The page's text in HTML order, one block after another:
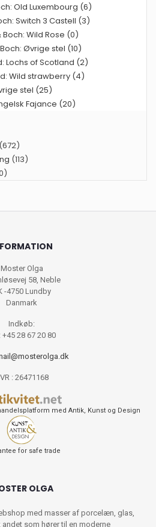
Old Luxembourg (6)
Switch 3 Castell (3)
Boch: Wild Rose (0)
Øvrige stel (10)
Lochs of Scotland (2)
Wild strawberry (4)
stel (25)
Fajance (20)
(672)
(113)
Moster Olga
58, Neble
-4750 Lundby
Danmark
Indkøb:
+45 28 67 20 80
: 26471168
med Antik, Kunst og Design
for safe trade
OLGA
med masser af porcelæn, glas,
andet som hører til en moderne